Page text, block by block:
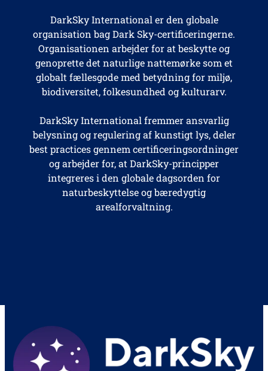
DarkSky International er den globale
organisation bag Dark Sky-certificeringerne.
Organisationen arbejder for at beskytte og
genoprette det naturlige nattemørke som et
globalt fællesgode med betydning for miljø,
biodiversitet, folkesundhed og kulturarv.
DarkSky International fremmer ansvarlig
belysning og regulering af kunstigt lys, deler
best practices gennem certificeringsordninger
og arbejder for, at DarkSky-principper
integreres i den globale dagsorden for
naturbeskyttelse og bæredygtig
arealforvaltning.